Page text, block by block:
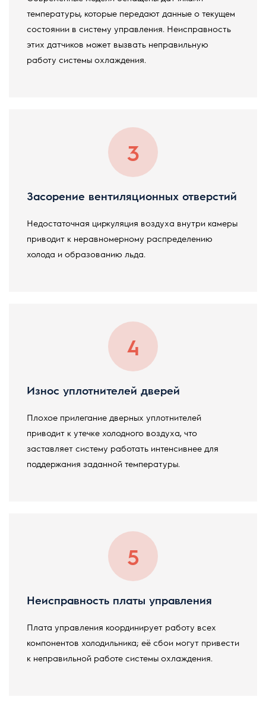
температуры, которые передают данные о текущем
состоянии в систему управления. Неисправность
этих датчиков может вызвать неправильную
работу системы охлаждения.
Засорение вентиляционных отверстий
Недостаточная циркуляция воздуха внутри камеры
приводит к неравномерному распределению
холода и образованию льда.
Износ уплотнителей дверей
Плохое прилегание дверных уплотнителей
приводит к утечке холодного воздуха, что
заставляет систему работать интенсивнее для
поддержания заданной температуры.
Неисправность платы управления
Плата управления координирует работу всех
компонентов холодильника; её сбои могут привести
к неправильной работе системы охлаждения.